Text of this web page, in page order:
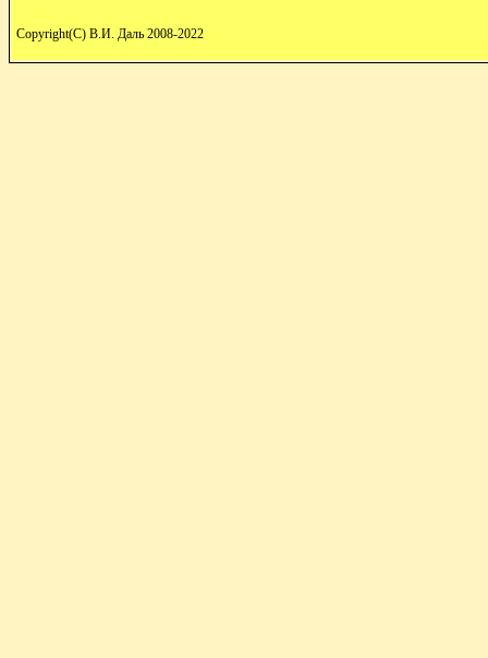
Copyright(C) В.И. Даль 2008-2022